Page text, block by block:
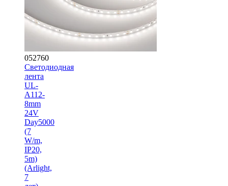
052760
Светодиодная
лента
UL-
A112-
8mm
24V
Day5000
(7
W/m,
IP20,
5m)
(Arlight,
7